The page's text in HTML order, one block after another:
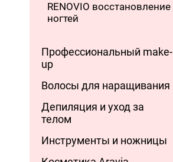
RENOVIO восстановление
ногтей
Профессиональный make-
up
Волосы для наращивания
Депиляция и уход за
телом
Инструменты и ножницы